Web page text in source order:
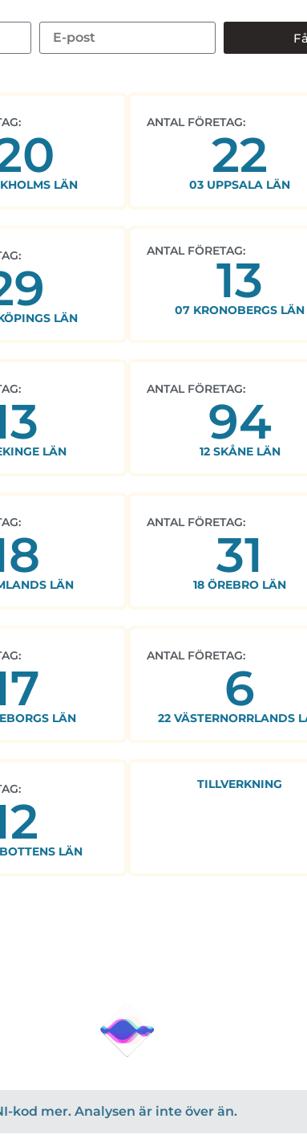
LÄN
ANTAL FÖRETAG:
22
03 UPPSALA LÄN
LÄN
ANTAL FÖRETAG:
13
07 KRONOBERGS LÄN
LÄN
ANTAL FÖRETAG:
94
12 SKÅNE LÄN
LÄN
ANTAL FÖRETAG:
31
18 ÖREBRO LÄN
LÄN
ANTAL FÖRETAG:
6
22 VÄSTERNORRLANDS
LÄN
TILLVERKNING
kod mer. Analysen är inte över än.